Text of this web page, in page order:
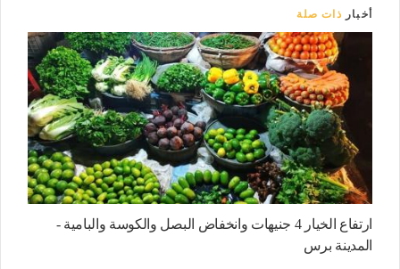
أخبار ذات صلة
ارتفاع الخيار 4 جنيهات وانخفاض البصل والكوسة والبامية -
المدينة برس